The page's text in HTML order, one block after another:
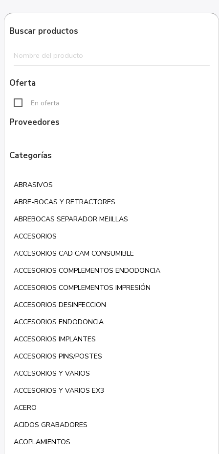
Buscar productos
Oferta
En oferta
Proveedores
Categorías
ABRASIVOS
ABRE-BOCAS Y RETRACTORES
ABREBOCAS SEPARADOR MEJILLAS
ACCESORIOS
ACCESORIOS CAD CAM CONSUMIBLE
ACCESORIOS COMPLEMENTOS ENDODONCIA
ACCESORIOS COMPLEMENTOS IMPRESIÓN
ACCESORIOS DESINFECCION
ACCESORIOS ENDODONCIA
ACCESORIOS IMPLANTES
ACCESORIOS PINS/POSTES
ACCESORIOS Y VARIOS
ACCESORIOS Y VARIOS EX3
ACERO
ACIDOS GRABADORES
ACOPLAMIENTOS